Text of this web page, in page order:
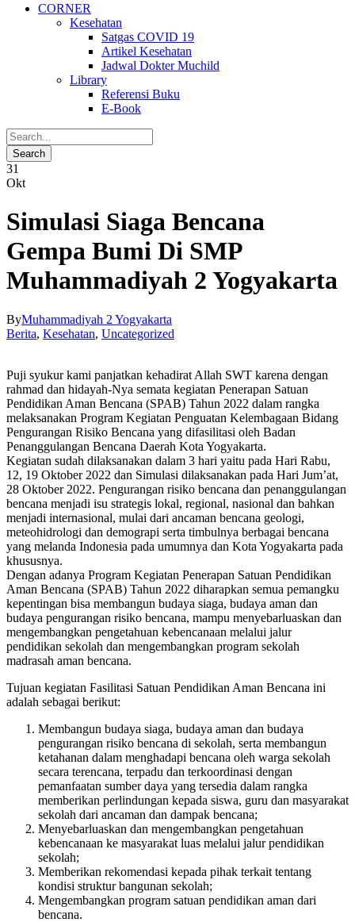
CORNER
Kesehatan
Satgas COVID 19
Artikel Kesehatan
Jadwal Dokter Muchild
Library
Referensi Buku
E-Book
31
Okt
Simulasi Siaga Bencana
Gempa Bumi Di SMP
Muhammadiyah 2 Yogyakarta
ByMuhammadiyah 2 Yogyakarta
Berita, Kesehatan, Uncategorized
Puji syukur kami panjatkan kehadirat Allah SWT karena dengan
rahmad dan hidayah-Nya semata kegiatan Penerapan Satuan
Pendidikan Aman Bencana (SPAB) Tahun 2022 dalam rangka
melaksanakan Program Kegiatan Penguatan Kelembagaan Bidang
Pengurangan Risiko Bencana yang difasilitasi oleh Badan
Penanggulangan Bencana Daerah Kota Yogyakarta.
Kegiatan sudah dilaksanakan dalam 3 hari yaitu pada Hari Rabu,
12, 19 Oktober 2022 dan Simulasi dilaksanakan pada Hari Jum’at,
28 Oktober 2022. Pengurangan risiko bencana dan penanggulangan
bencana menjadi isu strategis lokal, regional, nasional dan bahkan
menjadi internasional, mulai dari ancaman bencana geologi,
meteohidrologi dan demograpi serta timbulnya berbagai bencana
yang melanda Indonesia pada umumnya dan Kota Yogyakarta pada
khususnya.
Dengan adanya Program Kegiatan Penerapan Satuan Pendidikan
Aman Bencana (SPAB) Tahun 2022 diharapkan semua pemangku
kepentingan bisa membangun budaya siaga, budaya aman dan
budaya pengurangan risiko bencana, mampu menyebarluaskan dan
mengembangkan pengetahuan kebencanaan melalui jalur
pendidikan sekolah dan mengembangkan program sekolah
madrasah aman bencana.
Tujuan kegiatan Fasilitasi Satuan Pendidikan Aman Bencana ini
adalah sebagai berikut:
Membangun budaya siaga, budaya aman dan budaya
pengurangan risiko bencana di sekolah, serta membangun
ketahanan dalam menghadapi bencana oleh warga sekolah
secara terencana, terpadu dan terkoordinasi dengan
pemanfaatan sumber daya yang tersedia dalam rangka
memberikan perlindungan kepada siswa, guru dan masyarakat
sekolah dari ancaman dan dampak bencana;
Menyebarluaskan dan mengembangkan pengetahuan
kebencanaan ke masyarakat luas melalui jalur pendidikan
sekolah;
Memberikan rekomendasi kepada pihak terkait tentang
kondisi struktur bangunan sekolah;
Mengembangkan program satuan pendidikan aman dari
bencana.